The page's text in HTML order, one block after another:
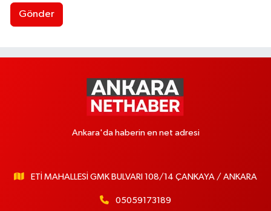
Gönder
Ankara'da haberin en net adresi
ETİ MAHALLESİ GMK BULVARI 108/14 ÇANKAYA / ANKARA
05059173189